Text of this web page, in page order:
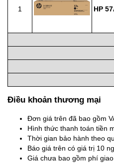
1 HP
Điều khoản thương mại
Đơn giá trên đã bao gồm
Hình thức thanh toán tiền
Thời gian bảo hành theo
Báo giá trên có giá trị 10
Giá chưa bao gồm phí